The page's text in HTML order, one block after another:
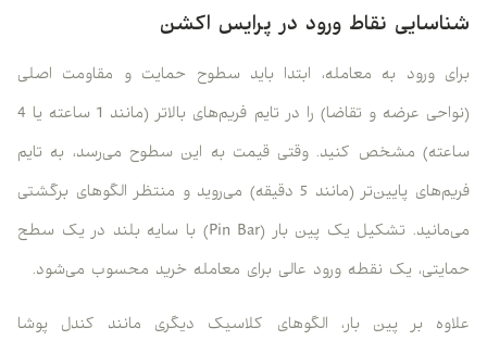
شناسایی نقاط ورود در پرایس اکشن
برای ورود به معامله، ابتدا باید سطوح حمایت و مقاومت اصلی
(نواحی عرضه و تقاضا) را در تایم فریم‌های بالاتر (مانند 1 ساعته یا 4
ساعته) مشخص کنید. وقتی قیمت به این سطوح می‌رسد، به تایم
فریم‌های پایین‌تر (مانند 5 دقیقه) می‌روید و منتظر الگوهای برگشتی
می‌مانید. تشکیل یک پین بار (Pin Bar) با سایه بلند در یک سطح
حمایتی، یک نقطه ورود عالی برای معامله خرید محسوب می‌شود.
علاوه بر پین بار، الگوهای کلاسیک دیگری مانند کندل پوشا